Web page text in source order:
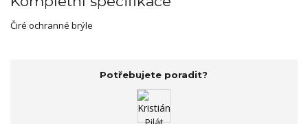
Čiré ochranné brýle
Potřebujete poradit?